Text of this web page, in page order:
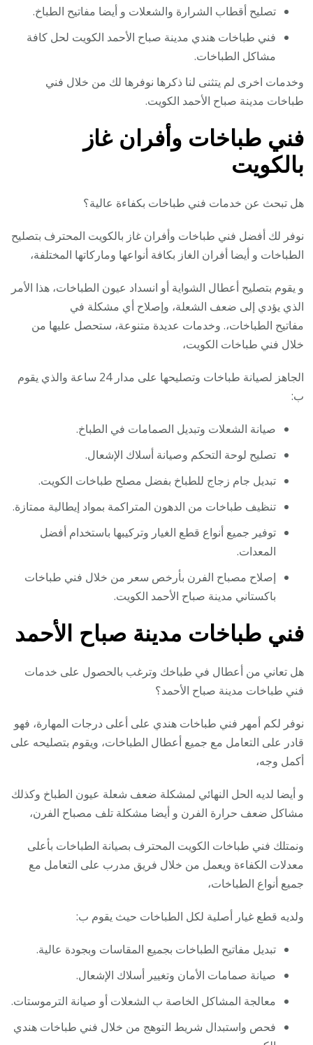
تصليح أقطاب الشرارة والشعلات و أيضا مفاتيح الطباخ.
فني طباخات هندي مدينة صباح الأحمد الكويت لحل كافة
مشاكل الطباخات.
وخدمات اخرى لم يتثنى لنا ذكرها نوفرها لك من خلال فني
طباخات مدينة صباح الأحمد الكويت.
فني طباخات وأفران غاز
بالكويت
هل تبحث عن خدمات فني طباخات بكفاءة عالية؟
نوفر لك أفضل فني طباخات وأفران غاز بالكويت المحترف بتصليح
الطباخات و أيضا أفران الغاز بكافة أنواعها وماركاتها المختلفة،
و يقوم بتصليح أعطال الشواية أو انسداد عيون الطباخات، هذا الأمر
الذي يؤدي إلى ضعف الشعلة، وإصلاح أي مشكلة في
مفاتيح الطباخات،. وخدمات عديدة متنوعة، ستحصل عليها من
خلال فني طباخات الكويت،
الجاهز لصيانة طباخات وتصليحها على مدار 24 ساعة والذي يقوم
ب:
صيانة الشعلات وتبديل الصمامات في الطباخ.
تصليح لوحة التحكم وصيانة أسلاك الإشعال.
تبديل جام زجاج للطباخ بفضل مصلح طباخات الكويت.
تنظيف طباخات من الدهون المتراكمة بمواد إيطالية ممتازة.
توفير جميع أنواع قطع الغيار وتركيبها باستخدام أفضل
المعدات.
إصلاح مصباح الفرن بأرخص سعر من خلال فني طباخات
باكستاني مدينة صباح الأحمد الكويت.
فني طباخات مدينة صباح الأحمد
هل تعاني من أعطال في طباخك وترغب بالحصول على خدمات
فني طباخات مدينة صباح الأحمد؟
نوفر لكم أمهر فني طباخات هندي على أعلى درجات المهارة، فهو
قادر على التعامل مع جميع أعطال الطباخات، ويقوم بتصليحه على
أكمل وجه،
و أيضا لديه الحل النهائي لمشكلة ضعف شعلة عيون الطباخ وكذلك
مشاكل ضعف حرارة الفرن و أيضا مشكلة تلف مصباح الفرن،
ونمتلك فني طباخات الكويت المحترف بصيانة الطباخات بأعلى
معدلات الكفاءة ويعمل من خلال فريق مدرب على التعامل مع
جميع أنواع الطباخات،
ولديه قطع غيار أصلية لكل الطباخات حيث يقوم ب:
تبديل مفاتيح الطباخات بجميع المقاسات وبجودة عالية.
صيانة صمامات الأمان وتغيير أسلاك الإشعال.
معالجة المشاكل الخاصة ب الشعلات أو صيانة الترموستات.
فحص واستبدال شريط التوهج من خلال فني طباخات هندي